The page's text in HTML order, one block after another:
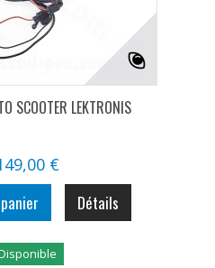
SCOOTER LEKTRONIS
€
Détails